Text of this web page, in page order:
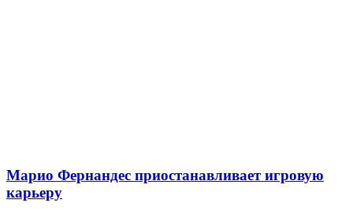
Марио Фернандес приостанавливает игровую
карьеру